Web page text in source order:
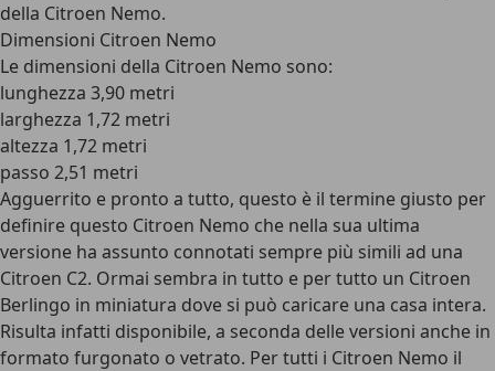
della Citroen Nemo.
Dimensioni Citroen Nemo
Le dimensioni della Citroen Nemo sono:
lunghezza 3,90 metri
larghezza 1,72 metri
altezza 1,72 metri
passo 2,51 metri
Agguerrito e pronto a tutto, questo è il termine giusto per
definire questo Citroen Nemo che nella sua ultima
versione ha assunto connotati sempre più simili ad una
Citroen C2. Ormai sembra in tutto e per tutto un Citroen
Berlingo in miniatura dove si può caricare una casa intera.
Risulta infatti disponibile, a seconda delle versioni anche in
formato furgonato o vetrato. Per tutti i Citroen Nemo il